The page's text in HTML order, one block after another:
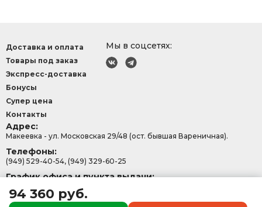
94 360 руб.
Мы в соцсетях:
Доставка и оплата
Товары под заказ
Экспресс-доставка
Бонусы
Супер цена
Контакты
Адрес:
Макеевка - ул. Московская 29/48 (ост. бывшая Вареничная).
Телефоны:
(949) 529-40-54, (949) 329-60-25
График офиса и пункта выдачи: